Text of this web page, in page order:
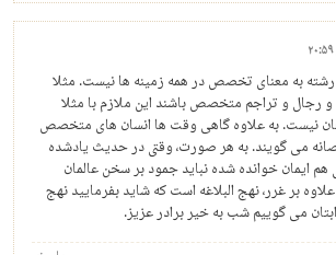
به معنای تخصص در همه زمینه ها نیست. مثلا
و رجال و تراجم متخصص باشند این ملازم با مثلا
نیست. به علاوه گاهی وقت ها انسان های متخصص
می گویند. به هر صورت، وقتی در حدیث یادشده
هم ایمان خوانده شده نباید جمود بر سخن عالمان
بر غرر، نهج البلاغه است که شاید بفرمایید نهج
می گوییم شب به خیر برادر عزیز.